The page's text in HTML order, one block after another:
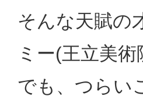
そんな天賦の
ミー(王立美
でも、つらい